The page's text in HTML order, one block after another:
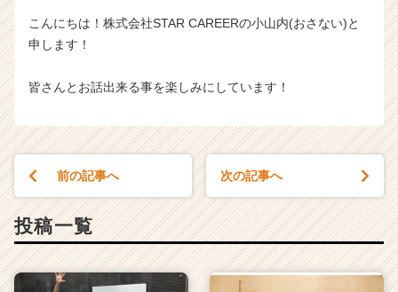
こんにちは！株式会社STAR CAREERの小山内(おさない)と
申します！
皆さんとお話出来る事を楽しみにしています！
前の記事へ 次の記事へ
投稿一覧